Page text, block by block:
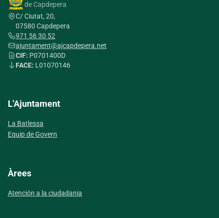
de Capdepera
C/ Ciutat, 20,
07580 Capdepera
971 56 30 52
ajuntament@ajcapdepera.net
CIF: P0701400D
FACE: L01070146
L'Ajuntament
La Batlessa
Equip de Govern
Àrees
Atención a la ciudadania